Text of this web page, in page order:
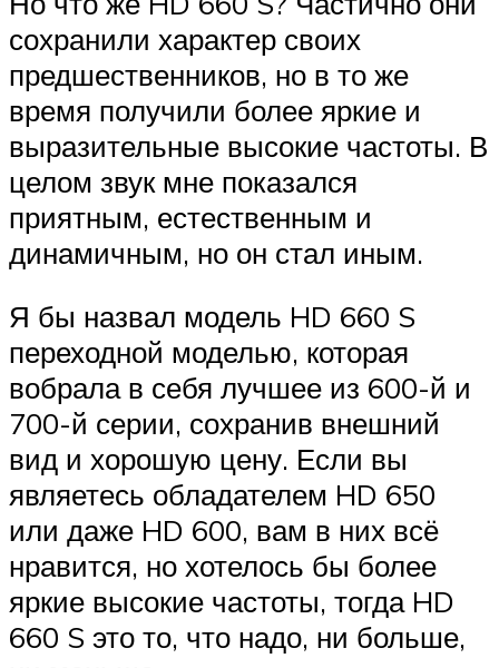
сохранили характер своих
предшественников, но в то же
время получили более яркие и
выразительные высокие частоты. В
целом звук мне показался
приятным, естественным и
динамичным, но он стал иным.
Я бы назвал модель HD 660 S
переходной моделью, которая
вобрала в себя лучшее из 600-й и
700-й серии, сохранив внешний
вид и хорошую цену. Если вы
являетесь обладателем HD 650
или даже HD 600, вам в них всё
нравится, но хотелось бы более
яркие высокие частоты, тогда HD
660 S это то, что надо, ни больше,